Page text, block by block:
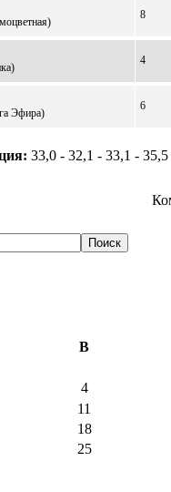
8
4
Эфиpa)
6
33,0 - 32,1 - 33,1 -
В
4
11
18
25